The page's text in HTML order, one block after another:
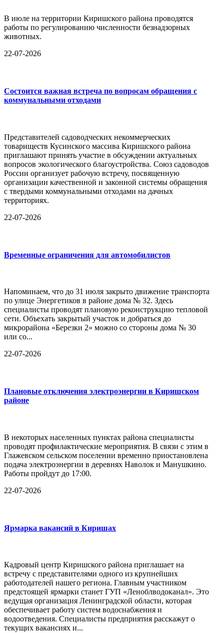
В июле на территории Киришского района проводятся
работы по регулированию численности безнадзорных
животных.
22-07-2026
Состоится важная встреча по вопросам обращения с
коммунальными отходами
Представителей садоводческих некоммерческих
товариществ Кусинского массива Киришского района
приглашают принять участие в обсуждении актуальных
вопросов экологического благоустройства. Союз садоводов
России организует рабочую встречу, посвященную
организации качественной и законной системы обращения
с твердыми коммунальными отходами на дачных
территориях.
22-07-2026
Временные ограничения для автомобилистов
Напоминаем, что до 31 июля закрыто движение транспорта
по улице Энергетиков в районе дома № 32. Здесь
специалисты проводят плановую реконструкцию тепловой
сети. Объехать закрытый участок и добраться до
микрорайона «Березки 2» можно со стороны дома № 30
или со...
22-07-2026
Плановые отключения электроэнергии в Киришском
районе
В некоторых населенных пунктах района специалисты
проводят профилактические мероприятия. В связи с этим в
Глажевском сельском поселении временно приостановлена
подача электроэнергии в деревнях Наволок и Манушкино.
Работы пройдут до 17:00.
22-07-2026
Ярмарка вакансий в Киришах
Кадровый центр Киришского района приглашает на
встречу с представителями одного из крупнейших
работодателей нашего региона. Главным участником
предстоящей ярмарки станет ГУП «Леноблводоканал». Это
ведущая организация Ленинградской области, которая
обеспечивает работу систем водоснабжения и
водоотведения. Специалисты предприятия расскажут о
текущих вакансиях и...